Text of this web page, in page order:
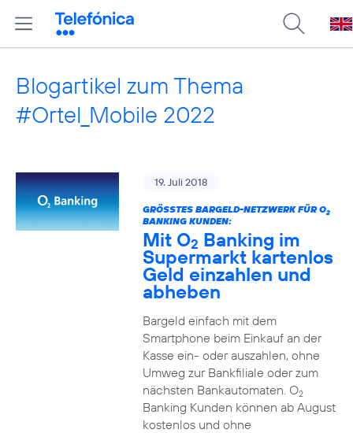
Blogartikel zum Thema
#Ortel_Mobile 2022
19. Juli 2018
GRÖSSTES BARGELD-NETZWERK FÜR O 2
BANKING KUNDEN:
Mit O2 Banking im
Supermarkt kartenlos
Geld einzahlen und
abheben
Bargeld einfach mit dem
Smartphone beim Einkauf an der
Kasse ein- oder auszahlen, ohne
Umweg zur Bankfiliale oder zum
nächsten Bankautomaten. O2
Banking Kunden können ab August
kostenlos und ohne